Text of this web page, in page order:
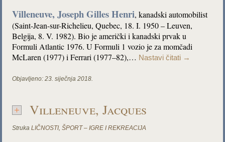
Villeneuve, Joseph Gilles Henri, kanadski automobilist
(Saint-Jean-sur-Richelieu, Quebec, 18. I. 1950 – Leuven,
Belgija, 8. V. 1982). Bio je američki i kanadski prvak u
Formuli Atlantic 1976. U Formuli 1 vozio je za momčadi
McLaren (1977) i Ferrari (1977–82),… Nastavi čitati →
Objavljeno: 23. siječnja 2018.
Villeneuve, Jacques
Struka LIČNOSTI,ŠPORT – IGRE I REKREACIJA